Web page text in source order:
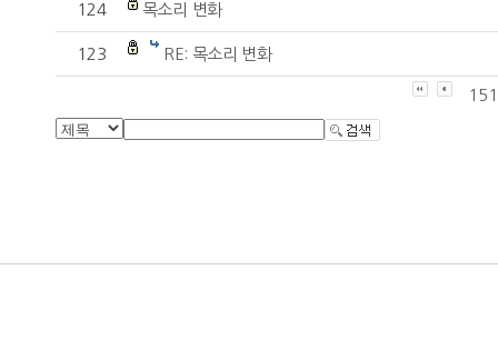
124 목소리 변화
123 RE: 목소리 변화
151